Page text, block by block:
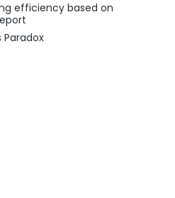
efficiency based on
Paradox